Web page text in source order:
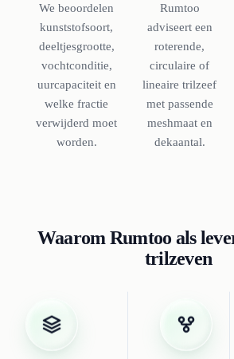
We beoordelen
kunststofsoort,
deeltjesgrootte,
vochtconditie,
uurcapaciteit en
welke fractie
verwijderd moet
worden.
Rumtoo
adviseert een
roterende,
circulaire of
lineaire trilzeef
met passende
meshmaat en
dekaantal.
Waarom Rumtoo als
trilzeven